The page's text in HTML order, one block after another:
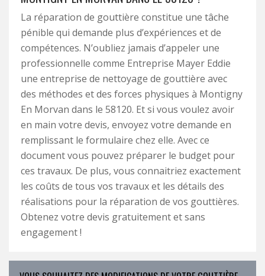
La réparation de gouttière constitue une tâche
pénible qui demande plus d’expériences et de
compétences. N’oubliez jamais d’appeler une
professionnelle comme Entreprise Mayer Eddie
une entreprise de nettoyage de gouttière avec
des méthodes et des forces physiques à Montigny
En Morvan dans le 58120. Et si vous voulez avoir
en main votre devis, envoyez votre demande en
remplissant le formulaire chez elle. Avec ce
document vous pouvez préparer le budget pour
ces travaux. De plus, vous connaitriez exactement
les coûts de tous vos travaux et les détails des
réalisations pour la réparation de vos gouttières.
Obtenez votre devis gratuitement et sans
engagement !